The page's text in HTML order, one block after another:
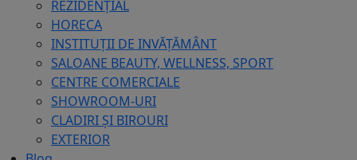
REZIDENȚIAL
HORECA
INSTITUȚII DE INVĂȚĂMÂNT
SALOANE BEAUTY, WELLNESS, SPORT
CENTRE COMERCIALE
SHOWROOM-URI
CLADIRI ȘI BIROURI
EXTERIOR